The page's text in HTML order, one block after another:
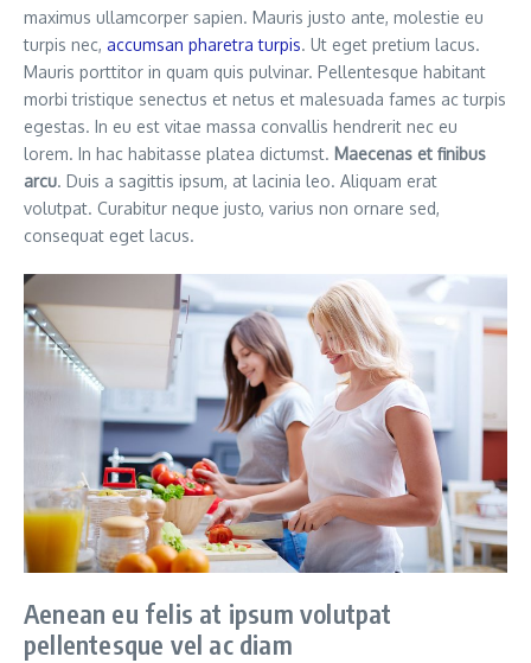
maximus ullamcorper sapien. Mauris justo ante, molestie eu
turpis nec, accumsan pharetra turpis. Ut eget pretium lacus.
Mauris porttitor in quam quis pulvinar. Pellentesque habitant
morbi tristique senectus et netus et malesuada fames ac turpis
egestas. In eu est vitae massa convallis hendrerit nec eu
lorem. In hac habitasse platea dictumst. Maecenas et finibus
arcu. Duis a sagittis ipsum, at lacinia leo. Aliquam erat
volutpat. Curabitur neque justo, varius non ornare sed,
consequat eget lacus.
Aenean eu felis at ipsum volutpat
pellentesque vel ac diam